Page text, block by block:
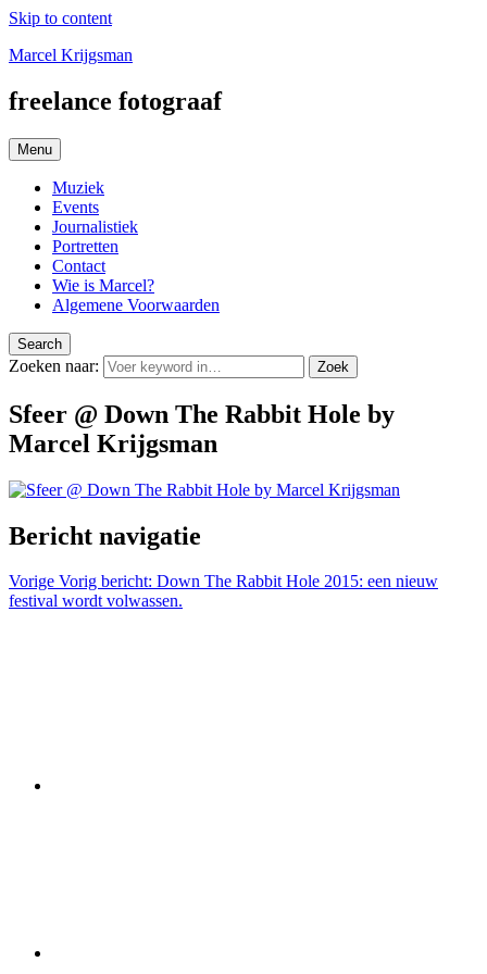
Skip to content
Marcel Krijgsman
freelance fotograaf
Menu
Muziek
Events
Journalistiek
Portretten
Contact
Wie is Marcel?
Algemene Voorwaarden
Search
Zoeken naar: Zoek
Sfeer @ Down The Rabbit Hole by
Marcel Krijgsman
Bericht navigatie
Vorige Vorig bericht: Down The Rabbit Hole 2015: een nieuw
festival wordt volwassen.